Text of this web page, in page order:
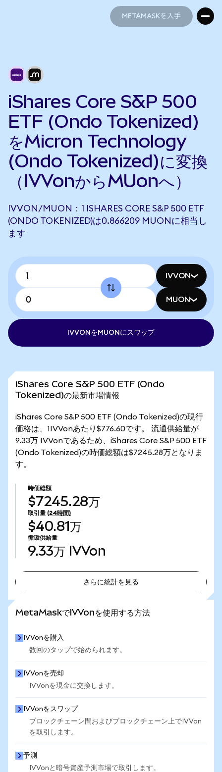
METAMASKを入手
iShares Core S&P 500
ETF (Ondo Tokenized)
をMicron Technology
(Ondo Tokenized)に変換
（IVVonからMUonへ）
IVVON/MUON：1 ISHARES CORE S&P 500 ETF
(ONDO TOKENIZED)は0.866209 MUONに相当し
ます
IVVON
MUON
IVVONをMUONにスワップ
iShares Core S&P 500 ETF (Ondo
Tokenized)の最新市場情報
iShares Core S&P 500 ETF (Ondo Tokenized)の現行
価格は、1IVVonあたり$776.60です。 流通供給量が
9.33万 IVVonであるため、iShares Core S&P 500 ETF
(Ondo Tokenized)の時価総額は$7245.28万となりま
す。
時価総額
$7245.28万
取引量 (24時間)
$40.81万
循環供給量
9.33万 IVVon
さらに統計を見る
MetaMaskでIVVonを使用する方法
IVVonを購入
数回のタップで始められます。
IVVonを売却
IVVonを現金に交換します。
IVVonをスワップ
ブロックチェーン間およびブロックチェーン上でIVVon
を取引します。
予測
IVVonと暗号資産予測市場で取引します。